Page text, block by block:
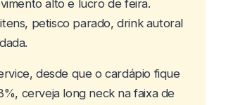
alto e lucro de feira.
petisco parado, drink autoral
desde que o cardápio fique
cerveja long neck na faixa de